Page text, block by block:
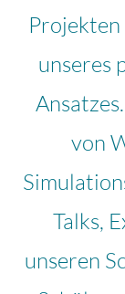
unseres
von
Talks,
unseren